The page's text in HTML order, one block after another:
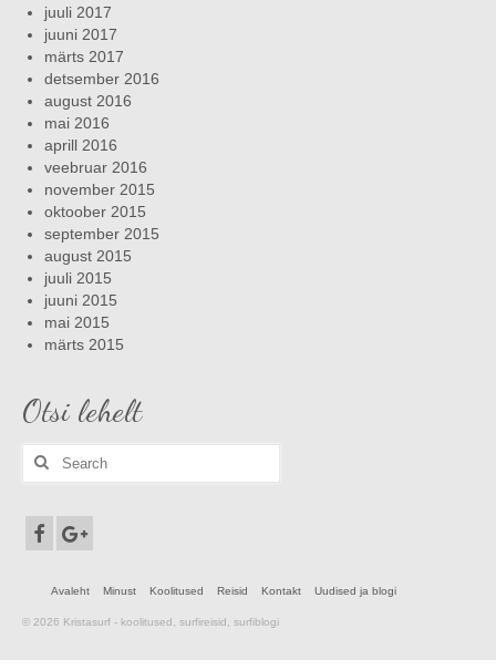
juuli 2017
juuni 2017
märts 2017
detsember 2016
august 2016
mai 2016
aprill 2016
veebruar 2016
november 2015
oktoober 2015
september 2015
august 2015
juuli 2015
juuni 2015
mai 2015
märts 2015
Otsi lehelt
Search
Avaleht Minust Koolitused Reisid Kontakt Uudised ja blogi
© 2026 Kristasurf - koolitused, surfireisid, surfiblogi